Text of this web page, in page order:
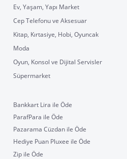
Ev, Yaşam, Yapı Market
Cep Telefonu ve Aksesuar
Kitap, Kırtasiye, Hobi, Oyuncak
Moda
Oyun, Konsol ve Dijital Servisler
Süpermarket
Bankkart Lira ile Öde
ParafPara ile Öde
Pazarama Cüzdan ile Öde
Hediye Puan Pluxee ile Öde
Zip ile Öde